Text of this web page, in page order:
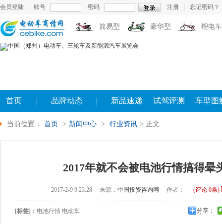
会员登陆 账号 密码 注册 忘记密码？
简易型 豪华型 锂电车
首页 品牌动态 新品速递 试驾评测 车型图
当前位置： 首页 > 新闻中心 > 行业资讯 > 正文
2017年就不会被电池行情搞得晕
[标签]： 电池行情 电动车 分享：
2017-2-9 9:23:28 来源： 中国投资咨询网 作者： (评论 0条)